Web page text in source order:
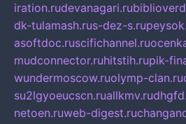
iration.rudevanagari.ru
dk-tulamash.rus-dez-s.ru
asoftdoc.ruscifichannel.ru
mudconnector.ruhitstih.rupik-
wundermoscow.ruolymp-clan.ru
su2lgyoeucscn.ruallkmv.ru
netoen.ruweb-digest.ru